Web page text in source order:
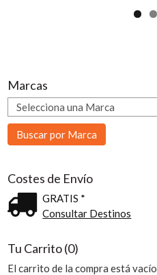
Marcas
Costes de Envío
GRATIS *
Consultar Destinos
Tu Carrito (0)
El carrito de la compra está vacío